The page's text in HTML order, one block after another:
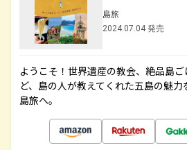
島旅
2024.07.04 発売
ようこそ！世界遺産の教会、絶品島
ど、島の人が教えてくれた五島の魅力
島旅へ。